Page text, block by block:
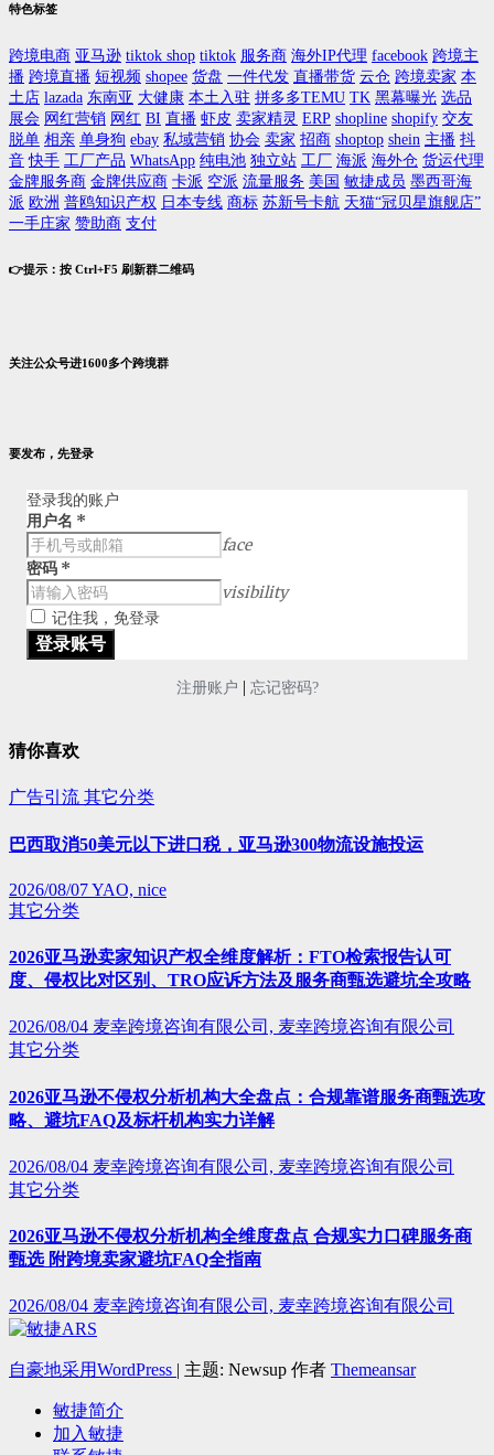
特色标签
跨境电商 亚马逊 tiktok shop tiktok 服务商 海外IP代理 facebook 跨境主
播 跨境直播 短视频 shopee 货盘 一件代发 直播带货 云仓 跨境卖家 本
土店 lazada 东南亚 大健康 本土入驻 拼多多TEMU TK 黑幕曝光 选品
展会 网红营销 网红 BI 直播 虾皮 卖家精灵 ERP shopline shopify 交友
脱单 相亲 单身狗 ebay 私域营销 协会 卖家 招商 shoptop shein 主播 抖
音 快手 工厂产品 WhatsApp 纯电池 独立站 工厂 海派 海外仓 货运代理
金牌服务商 金牌供应商 卡派 空派 流量服务 美国 敏捷成员 墨西哥海
派 欧洲 普鸥知识产权 日本专线 商标 苏新号卡航 天猫“冠贝星旗舰店”
一手庄家 赞助商 支付
👉提示：按 Ctrl+F5 刷新群二维码
关注公众号进1600多个跨境群
要发布，先登录
登录我的账户
用户名 *
face
密码 *
visibility
记住我，免登录
注册账户 | 忘记密码?
猜你喜欢
广告引流 其它分类
巴西取消50美元以下进口税，亚马逊300物流设施投运
2026/08/07YAO, nice
其它分类
2026亚马逊卖家知识产权全维度解析：FTO检索报告认可
度、侵权比对区别、TRO应诉方法及服务商甄选避坑全攻略
2026/08/04 麦幸跨境咨询有限公司, 麦幸跨境咨询有限公司
其它分类
2026亚马逊不侵权分析机构大全盘点：合规靠谱服务商甄选攻
略、避坑FAQ及标杆机构实力详解
2026/08/04 麦幸跨境咨询有限公司, 麦幸跨境咨询有限公司
其它分类
2026亚马逊不侵权分析机构全维度盘点 合规实力口碑服务商
甄选 附跨境卖家避坑FAQ全指南
2026/08/04 麦幸跨境咨询有限公司, 麦幸跨境咨询有限公司
自豪地采用WordPress | 主题: Newsup 作者 Themeansar
敏捷简介
加入敏捷